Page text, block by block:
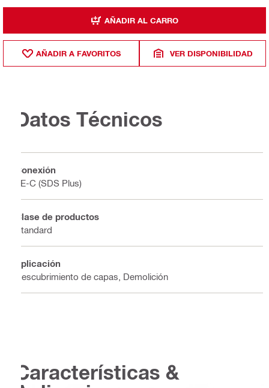
AÑADIR AL CARRO
AÑADIR A FAVORITOS VER DISPONIBILIDAD
Datos Técnicos
Conexión
TE-C (SDS Plus)
Clase de productos
Standard
Aplicación
Descubrimiento de capas, Demolición
Características &